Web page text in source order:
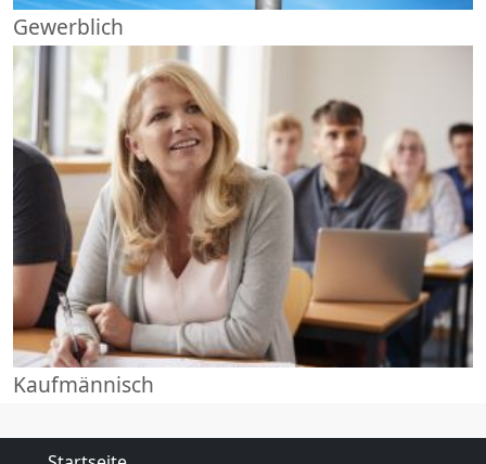
Gewerblich
Kaufmännisch